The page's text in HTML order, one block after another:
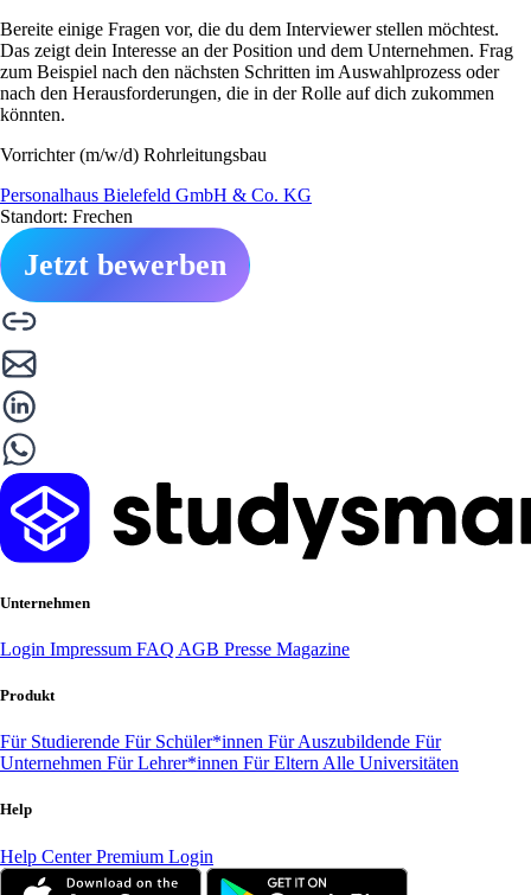
Bereite einige Fragen vor, die du dem Interviewer stellen möchtest.
Das zeigt dein Interesse an der Position und dem Unternehmen. Frag
zum Beispiel nach den nächsten Schritten im Auswahlprozess oder
nach den Herausforderungen, die in der Rolle auf dich zukommen
könnten.
Vorrichter (m/w/d) Rohrleitungsbau
Personalhaus Bielefeld GmbH & Co. KG
Standort: Frechen
Jetzt bewerben
Unternehmen
Login Impressum FAQ AGB Presse Magazine
Produkt
Für Studierende Für Schüler*innen Für Auszubildende Für
Unternehmen Für Lehrer*innen Für Eltern Alle Universitäten
Help
Help CenterPremium Login